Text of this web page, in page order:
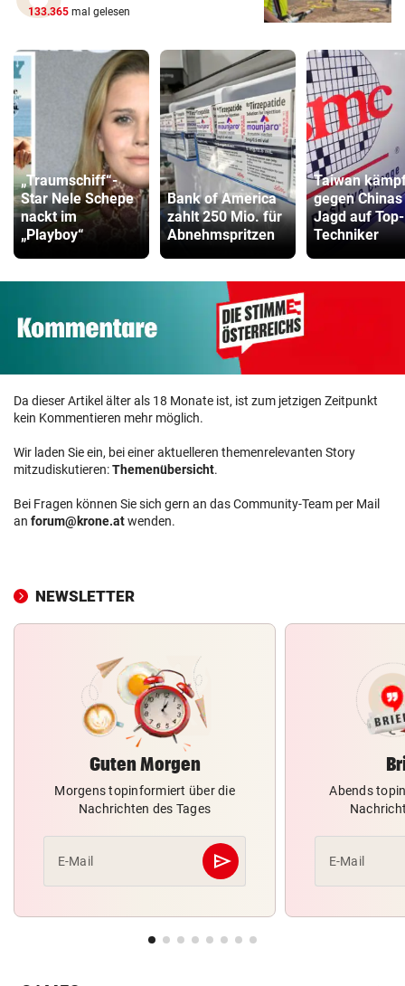
133.365 mal gelesen
„Traumschiff“-
Star Nele Schepe
nackt im
„Playboy“
Bank of America
zahlt 250 Mio. für
Abnehmspritzen
Taiwan
gegen Chinas
Jagd auf Top-
Techniker
Da dieser Artikel älter als 18 Monate ist, ist zum jetzigen Zeitpunkt
kein Kommentieren mehr möglich.
Wir laden Sie ein, bei einer aktuelleren themenrelevanten Story
mitzudiskutieren:Themenübersicht.
Bei Fragen können Sie sich gern an das Community-Team per Mail
an forum@krone.atwenden.
NEWSLETTER
Guten Morgen
Morgens topinformiert über die
Nachrichten des Tages
E-Mail send
Abschicken
Abends
E-Mail